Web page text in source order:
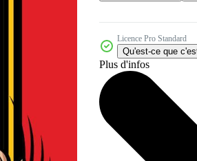
Licence Pro Standard
Qu'est-ce que
Plus d'infos